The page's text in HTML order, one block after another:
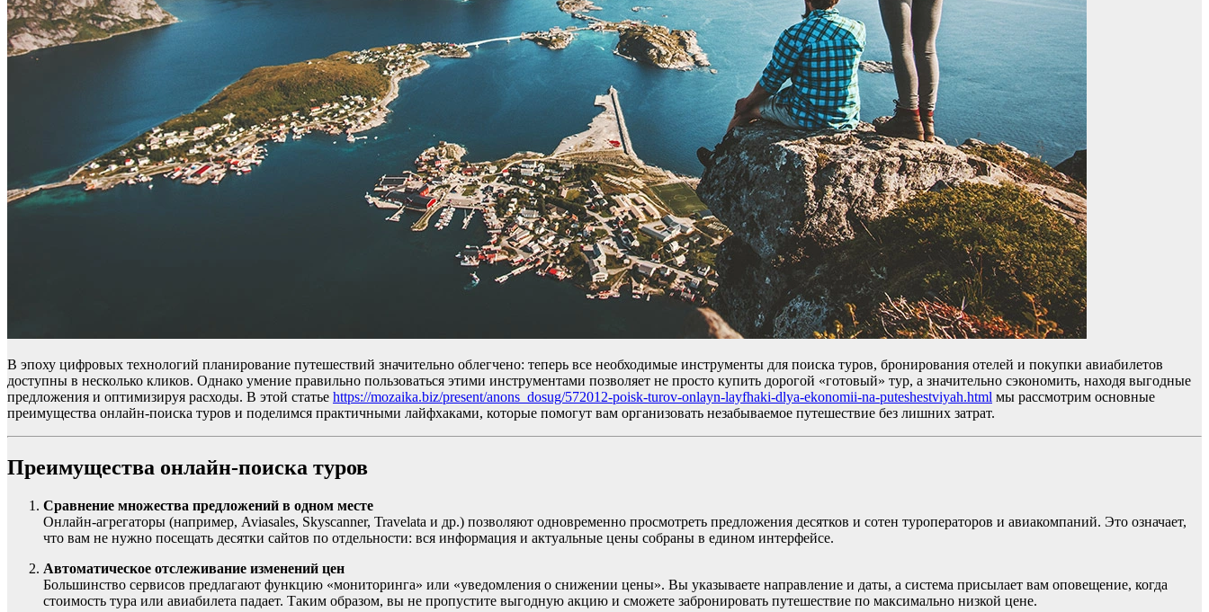
В эпоху цифровых технологий планирование путешествий значительно облегчено: теперь все необходимые инструменты для поиска туров, бронирования отелей и покупки авиабилетов
доступны в несколько кликов. Однако умение правильно пользоваться этими инструментами позволяет не просто купить дорогой «готовый» тур, а значительно сэкономить, находя выгодные
предложения и оптимизируя расходы. В этой статье https://mozaika.biz/present/anons_dosug/572012-poisk-turov-onlayn-layfhaki-dlya-ekonomii-na-puteshestviyah.html мы рассмотрим основные
преимущества онлайн-поиска туров и поделимся практичными лайфхаками, которые помогут вам организовать незабываемое путешествие без лишних затрат.
Преимущества онлайн-поиска туров
Сравнение множества предложений в одном месте
Онлайн-агрегаторы (например, Aviasales, Skyscanner, Travelata и др.) позволяют одновременно просмотреть предложения десятков и сотен туроператоров и авиакомпаний. Это означает,
что вам не нужно посещать десятки сайтов по отдельности: вся информация и актуальные цены собраны в едином интерфейсе.
Автоматическое отслеживание изменений цен
Большинство сервисов предлагают функцию «мониторинга» или «уведомления о снижении цены». Вы указываете направление и даты, а система присылает вам оповещение, когда
стоимость тура или авиабилета падает. Таким образом, вы не пропустите выгодную акцию и сможете забронировать путешествие по максимально низкой цене.